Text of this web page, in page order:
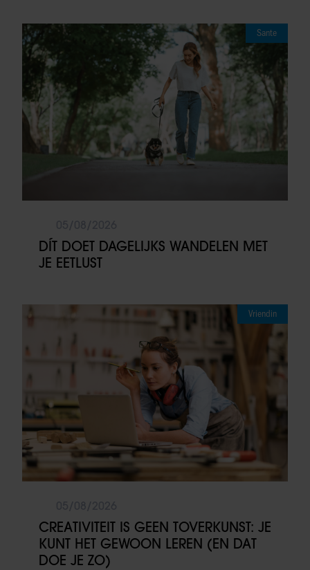
Sante
DÍT DOET DAGELIJKS WANDELEN MET
JE EETLUST
Vriendin
CREATIVITEIT IS GEEN TOVERKUNST: JE
KUNT HET GEWOON LEREN (EN DAT
DOE JE ZO)